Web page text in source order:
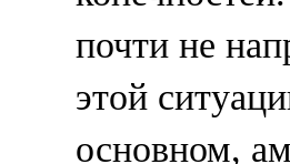
почти не
этой
основном,